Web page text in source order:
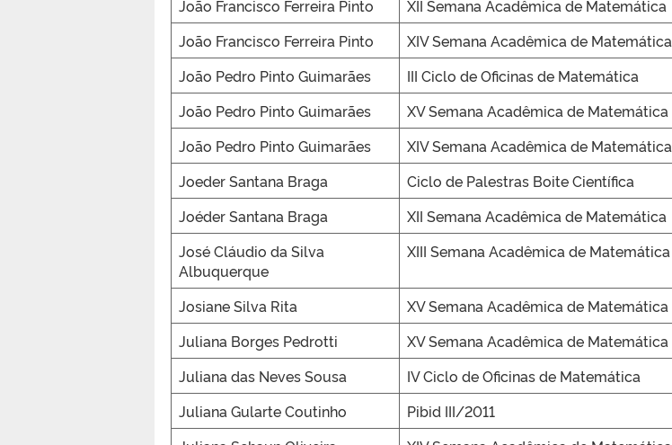
João Francisco Ferreira Pinto
XII Semana Acadêmica de Matemática
João Francisco Ferreira Pinto
XIV Semana Acadêmica de Matemática
João Pedro Pinto Guimarães
III Ciclo de Oficinas de Matemática
João Pedro Pinto Guimarães
XV Semana Acadêmica de Matemática
João Pedro Pinto Guimarães
XIV Semana Acadêmica de Matemática
Joeder Santana Braga
Ciclo de Palestras Boite Científica
Joéder Santana Braga
XII Semana Acadêmica de Matemática
José Cláudio da Silva
Albuquerque
XIII Semana Acadêmica de Matemática
Josiane Silva Rita
XV Semana Acadêmica de Matemática
Juliana Borges Pedrotti
XV Semana Acadêmica de Matemática
Juliana das Neves Sousa
IV Ciclo de Oficinas de Matemática
Juliana Gularte Coutinho
Pibid III/2011